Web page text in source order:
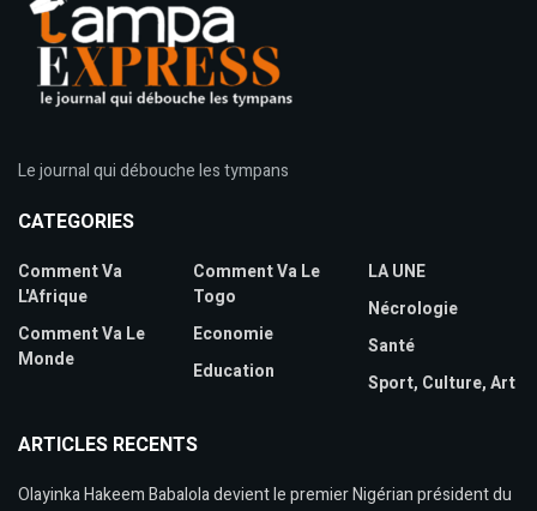
Le journal qui débouche les tympans
CATEGORIES
Comment Va
L'Afrique
Comment Va Le
Monde
Comment Va Le
Togo
Economie
Education
LA UNE
Nécrologie
Santé
Sport, Culture, Art
ARTICLES RECENTS
Olayinka Hakeem Babalola devient le premier Nigérian président du